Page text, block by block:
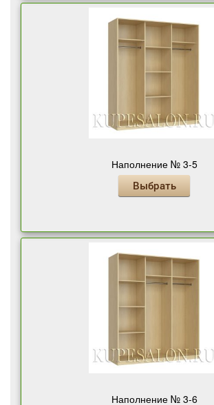
Наполнение № 3-5
Выбрать
Наполнение № 3-6